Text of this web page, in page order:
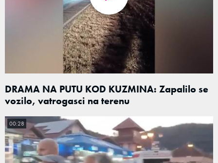
DRAMA NA PUTU KOD KUZMINA: Zapalilo se
vozilo, vatrogasci na terenu
00:28